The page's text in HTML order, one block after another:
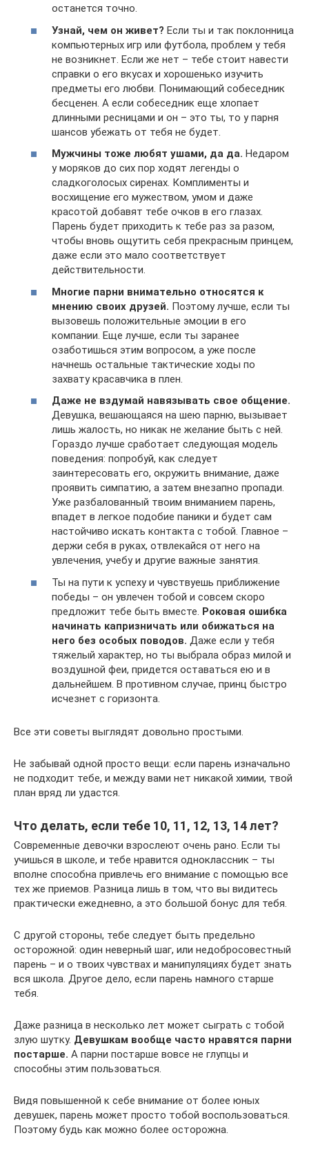
останется точно.
Узнай, чем он живет? Если ты и так поклонница
компьютерных игр или футбола, проблем у тебя
не возникнет. Если же нет – тебе стоит навести
справки о его вкусах и хорошенько изучить
предметы его любви. Понимающий собеседник
бесценен. А если собеседник еще хлопает
длинными ресницами и он – это ты, то у парня
шансов убежать от тебя не будет.
Мужчины тоже любят ушами, да да. Недаром
у моряков до сих пор ходят легенды о
сладкоголосых сиренах. Комплименты и
восхищение его мужеством, умом и даже
красотой добавят тебе очков в его глазах.
Парень будет приходить к тебе раз за разом,
чтобы вновь ощутить себя прекрасным принцем,
даже если это мало соответствует
действительности.
Многие парни внимательно относятся к
мнению своих друзей. Поэтому лучше, если ты
вызовешь положительные эмоции в его
компании. Еще лучше, если ты заранее
озаботишься этим вопросом, а уже после
начнешь остальные тактические ходы по
захвату красавчика в плен.
Даже не вздумай навязывать свое общение.
Девушка, вешающаяся на шею парню, вызывает
лишь жалость, но никак не желание быть с ней.
Гораздо лучше сработает следующая модель
поведения: попробуй, как следует
заинтересовать его, окружить внимание, даже
проявить симпатию, а затем внезапно пропади.
Уже разбалованный твоим вниманием парень,
впадет в легкое подобие паники и будет сам
настойчиво искать контакта с тобой. Главное –
держи себя в руках, отвлекайся от него на
увлечения, учебу и другие важные занятия.
Ты на пути к успеху и чувствуешь приближение
победы – он увлечен тобой и совсем скоро
предложит тебе быть вместе. Роковая ошибка
начинать капризничать или обижаться на
него без особых поводов. Даже если у тебя
тяжелый характер, но ты выбрала образ милой и
воздушной феи, придется оставаться ею и в
дальнейшем. В противном случае, принц быстро
исчезнет с горизонта.
Все эти советы выглядят довольно простыми.
Не забывай одной просто вещи: если парень изначально
не подходит тебе, и между вами нет никакой химии, твой
план вряд ли удастся.
Что делать, если тебе 10, 11, 12, 13, 14 лет?
Современные девочки взрослеют очень рано. Если ты
учишься в школе, и тебе нравится одноклассник – ты
вполне способна привлечь его внимание с помощью все
тех же приемов. Разница лишь в том, что вы видитесь
практически ежедневно, а это большой бонус для тебя.
С другой стороны, тебе следует быть предельно
осторожной: один неверный шаг, или недобросовестный
парень – и о твоих чувствах и манипуляциях будет знать
вся школа. Другое дело, если парень намного старше
тебя.
Даже разница в несколько лет может сыграть с тобой
злую шутку. Девушкам вообще часто нравятся парни
постарше. А парни постарше вовсе не глупцы и
способны этим пользоваться.
Видя повышенной к себе внимание от более юных
девушек, парень может просто тобой воспользоваться.
Поэтому будь как можно более осторожна.